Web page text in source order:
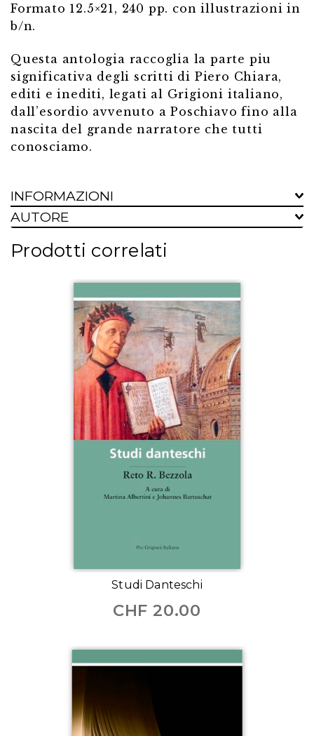
Formato 12.5×21, 240 pp. con illustrazioni in
b/n.
Questa antologia raccoglia la parte piu
significativa degli scritti di Piero Chiara,
editi e inediti, legati al Grigioni italiano,
dall’esordio avvenuto a Poschiavo fino alla
nascita del grande narratore che tutti
conosciamo.
INFORMAZIONI
AUTORE
Prodotti correlati
Studi Danteschi
CHF 20.00